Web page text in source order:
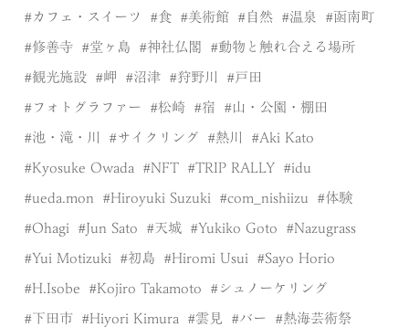
カフェ・スイーツ 食 美術館 自然 温泉 函南町
修善寺 堂ヶ島 神社仏閣 動物と触れ合える場所
観光施設 岬 沼津 狩野川 戸田
フォトグラファー 松崎 宿 山・公園・棚田
池・滝・川 サイクリング 熱川 Aki Kato
Kyosuke Owada NFT TRIP RALLY idu
ueda.mon Hiroyuki Suzuki com_nishiizu 体験
Ohagi Jun Sato 天城 Yukiko Goto Nazugrass
Yui Motizuki 初島 Hiromi Usui Sayo Horio
H.Isobe Kojiro Takamoto シュノーケリング
下田市 Hiyori Kimura 雲見 バー 熱海芸術祭